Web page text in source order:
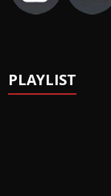
PLAYLIST